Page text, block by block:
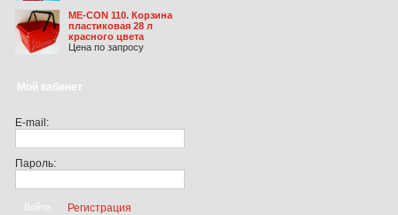
ME-CON 110. Корзина
пластиковая 28 л
красного цвета
Цена по запросу
Мой кабинет
E-mail:
Пароль:
Регистрация